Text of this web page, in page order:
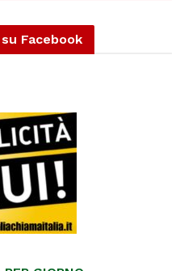
Facebook